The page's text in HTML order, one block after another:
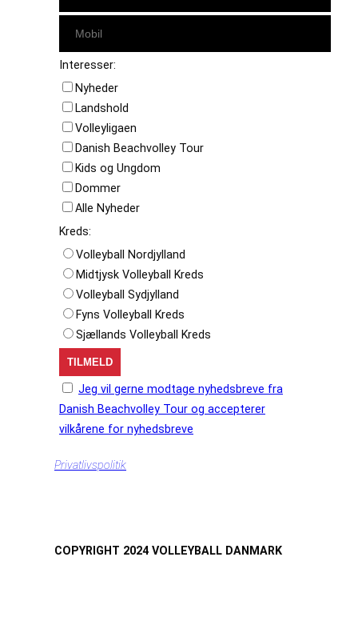
Interesser:
Nyheder
Landshold
Volleyligaen
Danish Beachvolley Tour
Kids og Ungdom
Dommer
Alle Nyheder
Kreds:
Volleyball Nordjylland
Midtjysk Volleyball Kreds
Volleyball Sydjylland
Fyns Volleyball Kreds
Sjællands Volleyball Kreds
Jeg vil gerne modtage nyhedsbreve fra
Danish Beachvolley Tour og accepterer
vilkårene for nyhedsbreve
Privatlivspolitik
COPYRIGHT 2024 VOLLEYBALL DANMARK